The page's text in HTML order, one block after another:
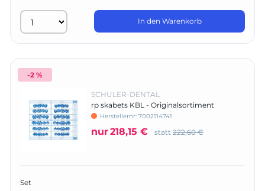
In den Warenkorb
-2 %
SCHULER-DENTAL
rp skabets KBL - Originalsortiment
Herstellernr: 7002114741
nur218,15 € statt 222,60 €
Set